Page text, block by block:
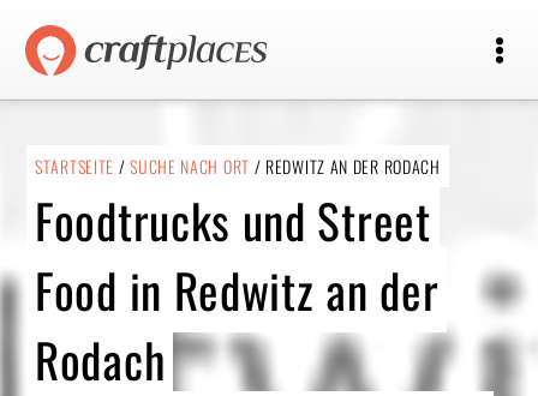
STARTSEITE /SUCHE NACH ORT / REDWITZ AN DER RODACH
Foodtrucks und Street
Food in Redwitz an der
Rodach